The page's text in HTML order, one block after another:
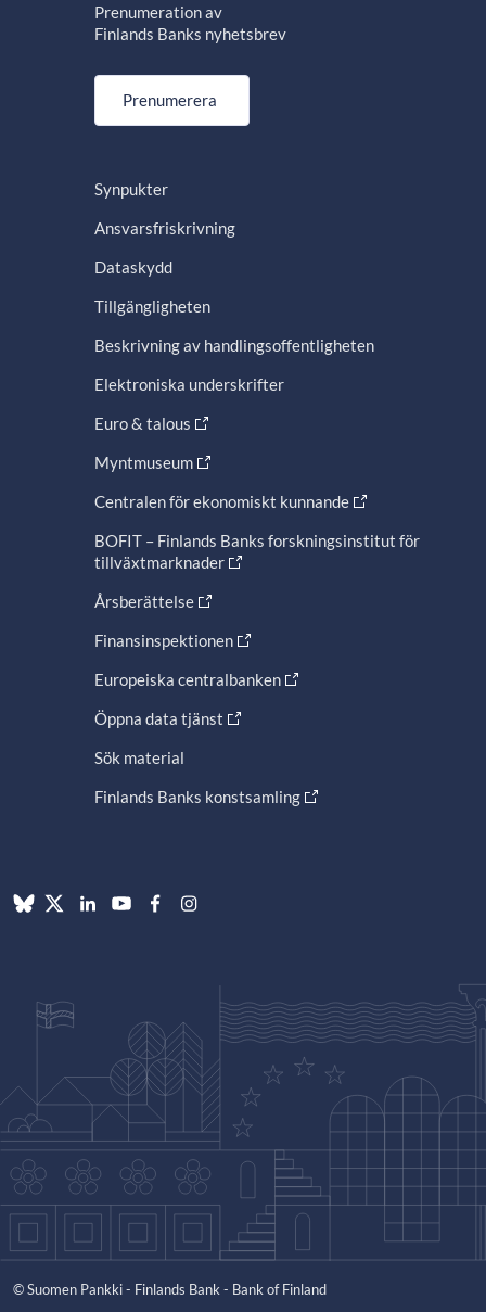
Prenumeration av
Finlands Banks nyhetsbrev
Prenumerera
Synpukter
Ansvarsfriskrivning
Dataskydd
Tillgängligheten
Beskrivning av handlingsoffentligheten
Elektroniska underskrifter
Euro & talous
Myntmuseum
Centralen för ekonomiskt kunnande
BOFIT – Finlands Banks forskningsinstitut för
tillväxtmarknader
Årsberättelse
Finansinspektionen
Europeiska centralbanken
Öppna data tjänst
Sök material
Finlands Banks konstsamling
© Suomen Pankki - Finlands Bank - Bank of Finland